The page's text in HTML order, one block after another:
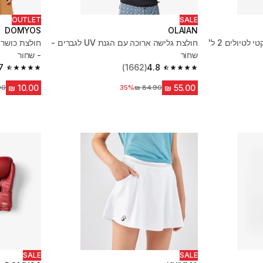
תיק טרקים TRAVEL קומפקטי לטיולים 2 ל'
SALE
OLAIAN
חולצת גלישה ארוכה עם הגנת UV לגברים -
שחור
4.8
4.8 out of 5 stars from 1662 reviews
(1662)
מחיר לפני הנחה‏84.90 ₪
35%
OUTLET
DOMYOS
חולצת
- שחור
4.7 out of 5 stars from 1394 reviews
‏24.00 ₪
SALE
SALE